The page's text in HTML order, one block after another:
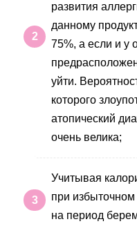
развития
данному
75%, а если и у
уйти.
которого
атопический
очень велика;
Учитывая
при избыточном
на период